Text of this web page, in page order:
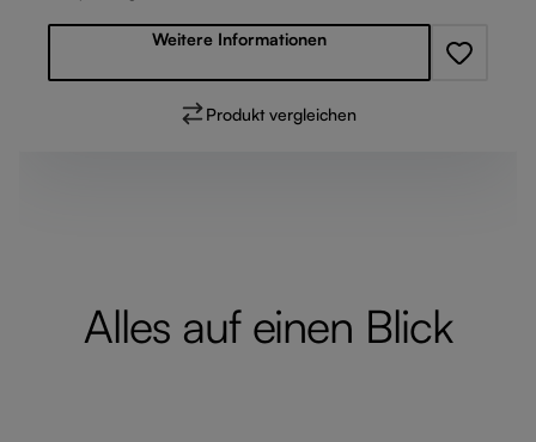
Weitere Informationen
Produkt vergleichen
Alles auf einen Blick